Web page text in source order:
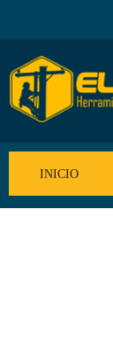
INICIO